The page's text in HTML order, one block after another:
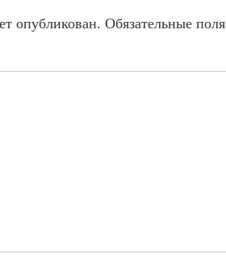
опубликован. Обязательные